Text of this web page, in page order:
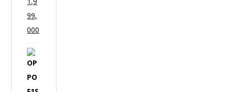
99,
000
O
P
P